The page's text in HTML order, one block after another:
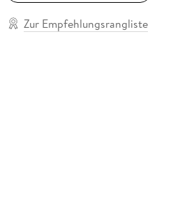
Zur Empfehlungsrangliste